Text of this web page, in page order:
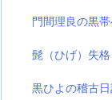
門間理良の黒
髭（ひげ）失格
黒ひよの稽古